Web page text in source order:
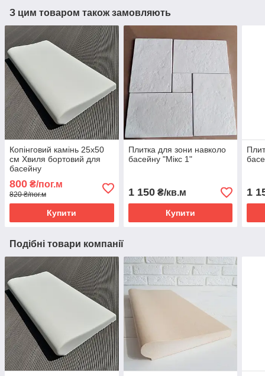
З цим товаром також замовляють
Копінговий камінь 25х50
см Хвиля бортовий для
басейну
800 ₴/пог.м
820 ₴/пог.м
Купити
Плитка для зони навколо
басейну "Мікс 1"
1 150₴/кв.м
Купити
1
Подібні товари компанії